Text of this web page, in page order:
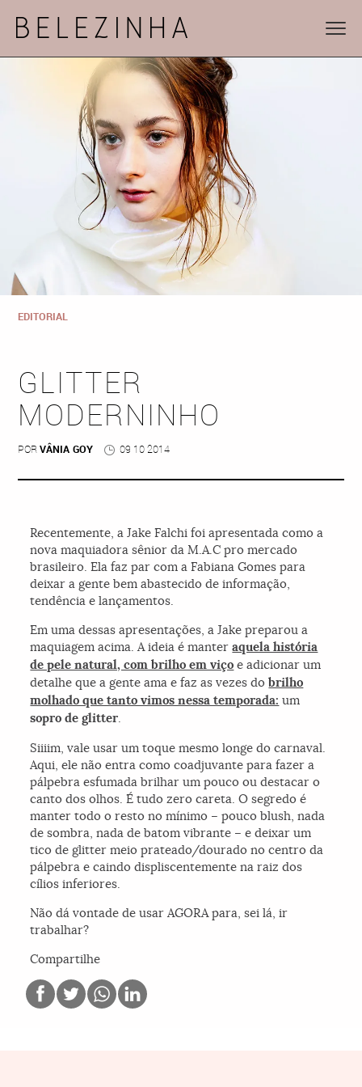
EDITORIAL
GLITTER
MODERNINHO
PORVÂNIA GOY 09 10 2014
Recentemente, a Jake Falchi foi apresentada como a
nova maquiadora sênior da M.A.C pro mercado
brasileiro. Ela faz par com a Fabiana Gomes para
deixar a gente bem abastecido de informação,
tendência e lançamentos.
Em uma dessas apresentações, a Jake preparou a
maquiagem acima. A ideia é manteraquela história
de pele natural, com brilho em viço e adicionar um
detalhe que a gente ama e faz as vezes dobrilho
molhado que tanto vimos nessa temporada: um
sopro de glitter.
Siiiim, vale usar um toque mesmo longe do carnaval.
Aqui, ele não entra como coadjuvante para fazer a
pálpebra esfumada brilhar um pouco ou destacar o
canto dos olhos. É tudo zero careta. O segredo é
manter todo o resto no mínimo – pouco blush, nada
de sombra, nada de batom vibrante – e deixar um
tico de glitter meio prateado/dourado no centro da
pálpebra e caindo displiscentemente na raiz dos
cílios inferiores.
Não dá vontade de usar AGORA para, sei lá, ir
trabalhar?
Compartilhe